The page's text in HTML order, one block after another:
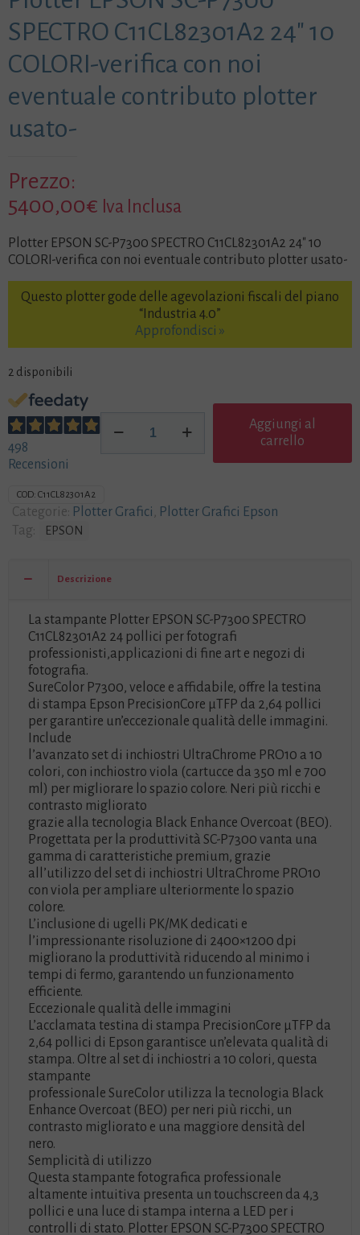
SPECTRO C11CL82301A2 24″ 10
COLORI-verifica con noi
eventuale contributo plotter
usato-
Prezzo:
5400,00€ Iva Inclusa
Plotter EPSON SC-P7300 SPECTRO C11CL82301A2 24″ 10
COLORI-verifica con noi eventuale contributo plotter usato-
Questo plotter gode delle agevolazioni fiscali del piano
“Industria 4.0”
Approfondisci »
2 disponibili
498
Recensioni
EPSON
C11CL82301A2
24"
eventuale
contributo
plotter
quantità
Aggiungi al
carrello
COD: C11CL82301A2
Categorie: Plotter Grafici , Plotter Grafici Epson
Tag:
EPSON
Descrizione
La stampante Plotter EPSON SC-P7300 SPECTRO
C11CL82301A2 24 pollici per fotografi
professionisti,applicazioni di fine art e negozi di
fotografia.
SureColor P7300, veloce e affidabile, offre la testina
di stampa Epson PrecisionCore μTFP da 2,64 pollici
per garantire un’eccezionale qualità delle immagini.
Include
l’avanzato set di inchiostri UltraChrome PRO10 a 10
colori, con inchiostro viola (cartucce da 350 ml e 700
ml) per migliorare lo spazio colore. Neri più ricchi e
contrasto migliorato
grazie alla tecnologia Black Enhance Overcoat (BEO).
Progettata per la produttività SC-P7300 vanta una
gamma di caratteristiche premium, grazie
all’utilizzo del set di inchiostri UltraChrome PRO10
con viola per ampliare ulteriormente lo spazio
colore.
L’inclusione di ugelli PK/MK dedicati e
l’impressionante risoluzione di 2400×1200 dpi
migliorano la produttività riducendo al minimo i
tempi di fermo, garantendo un funzionamento
efficiente.
Eccezionale qualità delle immagini
L’acclamata testina di stampa PrecisionCore μTFP da
2,64 pollici di Epson garantisce un’elevata qualità di
stampa. Oltre al set di inchiostri a 10 colori, questa
stampante
professionale SureColor utilizza la tecnologia Black
Enhance Overcoat (BEO) per neri più ricchi, un
contrasto migliorato e una maggiore densità del
nero.
Semplicità di utilizzo
Questa stampante fotografica professionale
altamente intuitiva presenta un touchscreen da 4,3
pollici e una luce di stampa interna a LED per i
controlli di stato. Plotter EPSON SC-P7300 SPECTRO